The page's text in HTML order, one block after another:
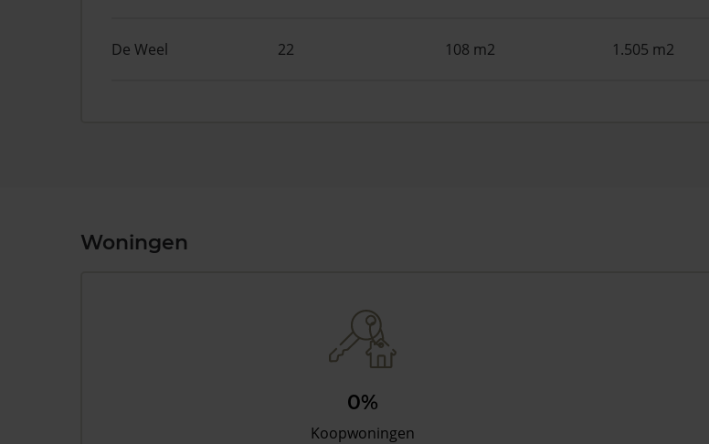
De Weel 22 108 m2 1.505 m2
Woningen
0%
Koopwoningen